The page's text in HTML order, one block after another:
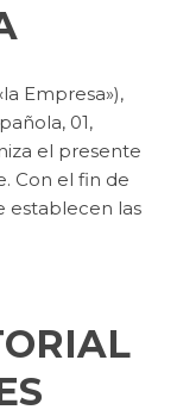
Empresa»),
01,
el presente
Con el fin de
establecen las